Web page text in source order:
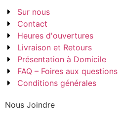
Sur nous
Contact
Heures d'ouvertures
Livraison et Retours
Présentation à Domicile
FAQ – Foires aux questions
Conditions générales
Nous Joindre